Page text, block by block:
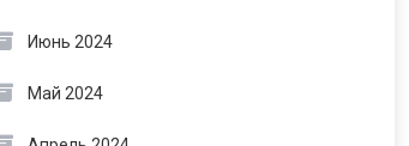
Июнь 2024
Май 2024